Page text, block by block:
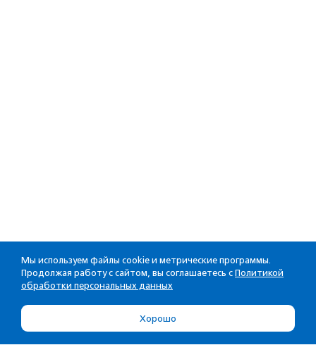
Мы используем файлы cookie и метрические программы.
Продолжая работу с сайтом, вы соглашаетесь с Политикой
обработки персональных данных
Хорошо